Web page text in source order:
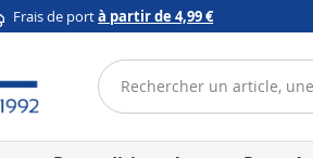
Frais de portà partir de 4,99 €